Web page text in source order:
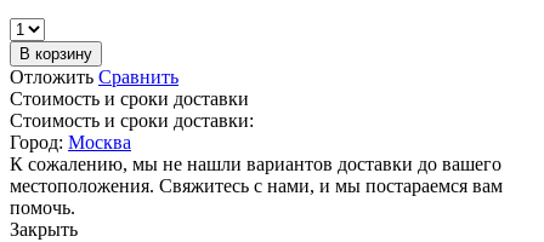
В корзину
Отложить Сравнить
Стоимость и сроки доставки
Стоимость и сроки доставки:
Город: Москва
К сожалению, мы не нашли вариантов доставки до вашего
местоположения. Свяжитесь с нами, и мы постараемся вам
помочь.
Закрыть